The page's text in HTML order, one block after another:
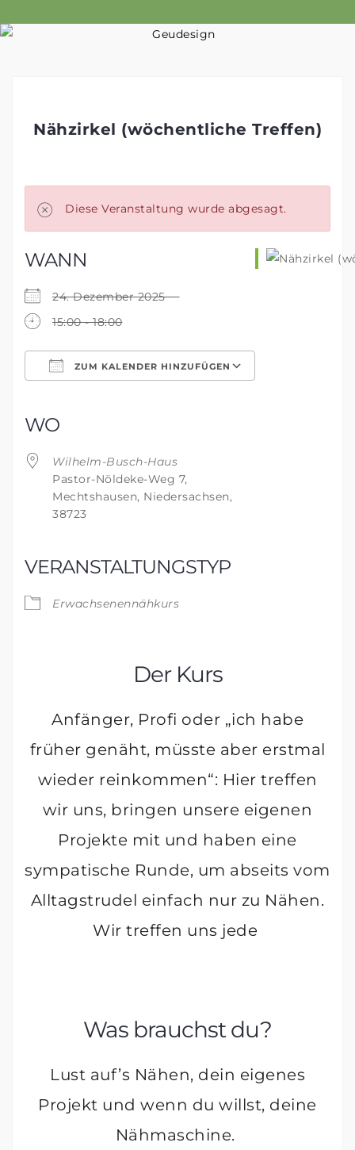
to
Nähzirkel (wöchentliche Treffen)
Diese Veranstaltung wurde abgesagt.
WANN
24. Dezember 2025
15:00 - 18:00
ZUM KALENDER HINZUFÜGEN
WO
Wilhelm-Busch-Haus
Pastor-Nöldeke-Weg 7,
Mechtshausen, Niedersachsen,
38723
VERANSTALTUNGSTYP
Erwachsenennähkurs
Der Kurs
Anfänger, Profi oder „ich habe
früher genäht, müsste aber erstmal
wieder reinkommen“: Hier treffen
wir uns, bringen unsere eigenen
Projekte mit und haben eine
sympatische Runde, um abseits vom
Alltagstrudel einfach nur zu Nähen.
Wir treffen uns jede
Was brauchst du?
Lust auf’s Nähen, dein eigenes
Projekt und wenn du willst, deine
Nähmaschine.